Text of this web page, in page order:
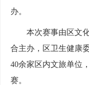
办。
本次赛事由区文化
合主办，区卫生健康
40余家区内文旅单位
赛。